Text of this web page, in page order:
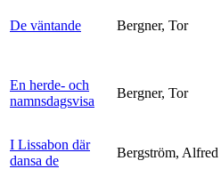
De väntande Bergner, Tor
En herde- och
namnsdagsvisa
Bergner, Tor
I Lissabon där
dansa de
Bergström, Alfred